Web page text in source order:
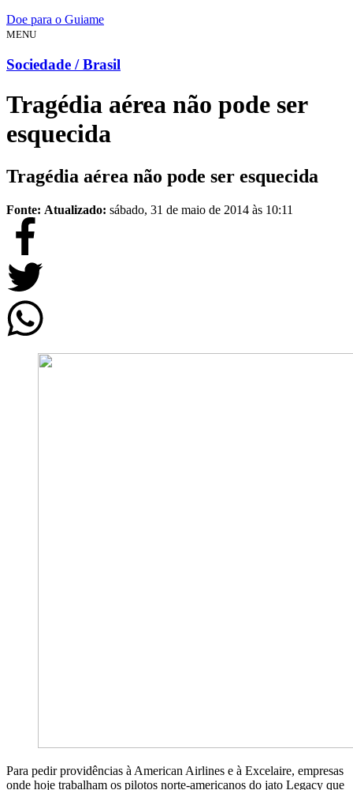
Doe para o Guiame
MENU
Sociedade / Brasil
Tragédia aérea não pode ser
esquecida
Tragédia aérea não pode ser esquecida
Fonte: Atualizado: sábado, 31 de maio de 2014 às 10:11
Para pedir providências à American Airlines e à Excelaire, empresas
onde hoje trabalham os pilotos norte-americanos do jato Legacy que